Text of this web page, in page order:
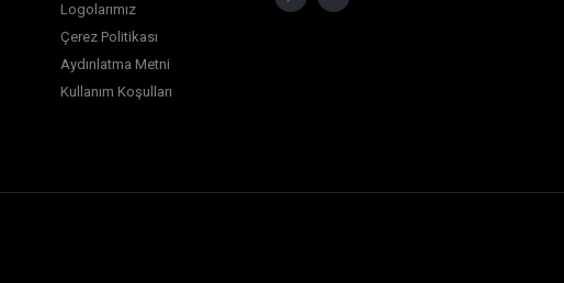
Logolarımız
Çerez Politikası
Aydınlatma Metni
Kullanım Koşulları